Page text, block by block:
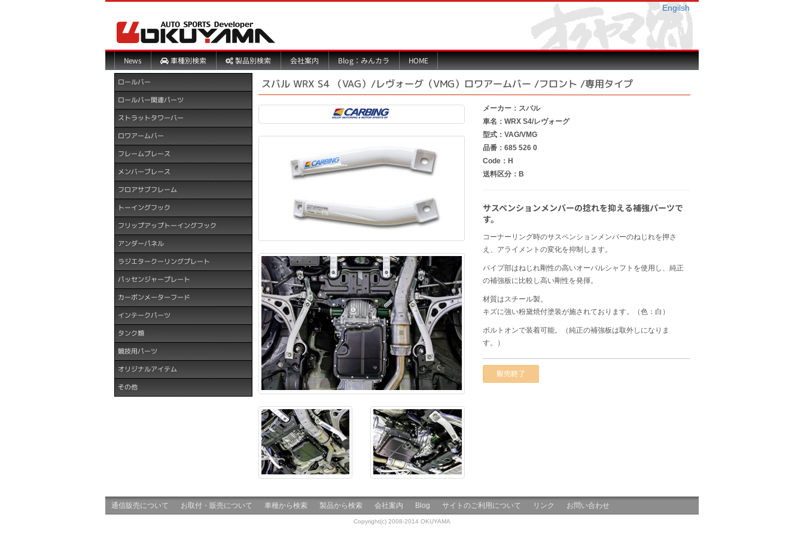
Engilsh
News 車種別検索 製品別検索 会社案内 Blog：みんカラ HOME
スバル WRX S4 （VAG）/レヴォーグ（VMG）ロワアームバー /フロント /専用タイプ
メーカー：スバル
車名：WRX S4/レヴォーグ
型式：VAG/VMG
品番：685 526 0
Code：H
送料区分：B
サスペンションメンバーの捻れを抑える補強パーツで
す。
コーナーリング時のサスペンションメンバーのねじれを押さ
え、アライメントの変化を抑制します。
パイプ部はねじれ剛性の高いオーバルシャフトを使用し、純正
の補強板に比較し高い剛性を発揮。
材質はスチール製。
キズに強い粉黛焼付塗装が施されております。（色：白）
ボルトオンで装着可能。（純正の補強板は取外しになりま
す。）
販売終了
ロールバー
ロールバー関連パーツ
ストラットタワーバー
ロワアームバー
フレームブレース
メンバーブレース
フロアサブフレーム
トーイングフック
フリップアップトーイングフック
アンダーパネル
ラジエタークーリングプレート
パッセンジャープレート
カーボンメーターフード
インテークパーツ
タンク類
競技用パーツ
オリジナルアイテム
その他
通信販売について お取付・販売について 車種から検索 製品から検索 会社案内 Blog サイトのご利用について リンク お問い合わせ
Copyright(c) 2008-2014 OKUYAMA